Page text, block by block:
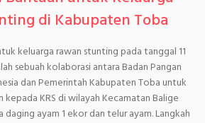
di Kabupaten Toba
keluarga rawan stunting pada tanggal 11
sebuah kolaborasi antara Badan Pangan
dan Pemerintah Kabupaten Toba untuk
KRS di wilayah Kecamatan Balige
ayam 1 ekor dan telur ayam. Langkah